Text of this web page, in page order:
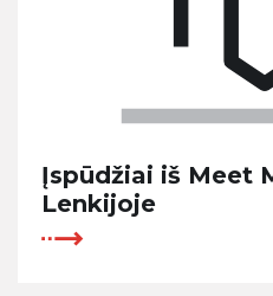
Įspūdžiai iš Meet
Lenkijoje